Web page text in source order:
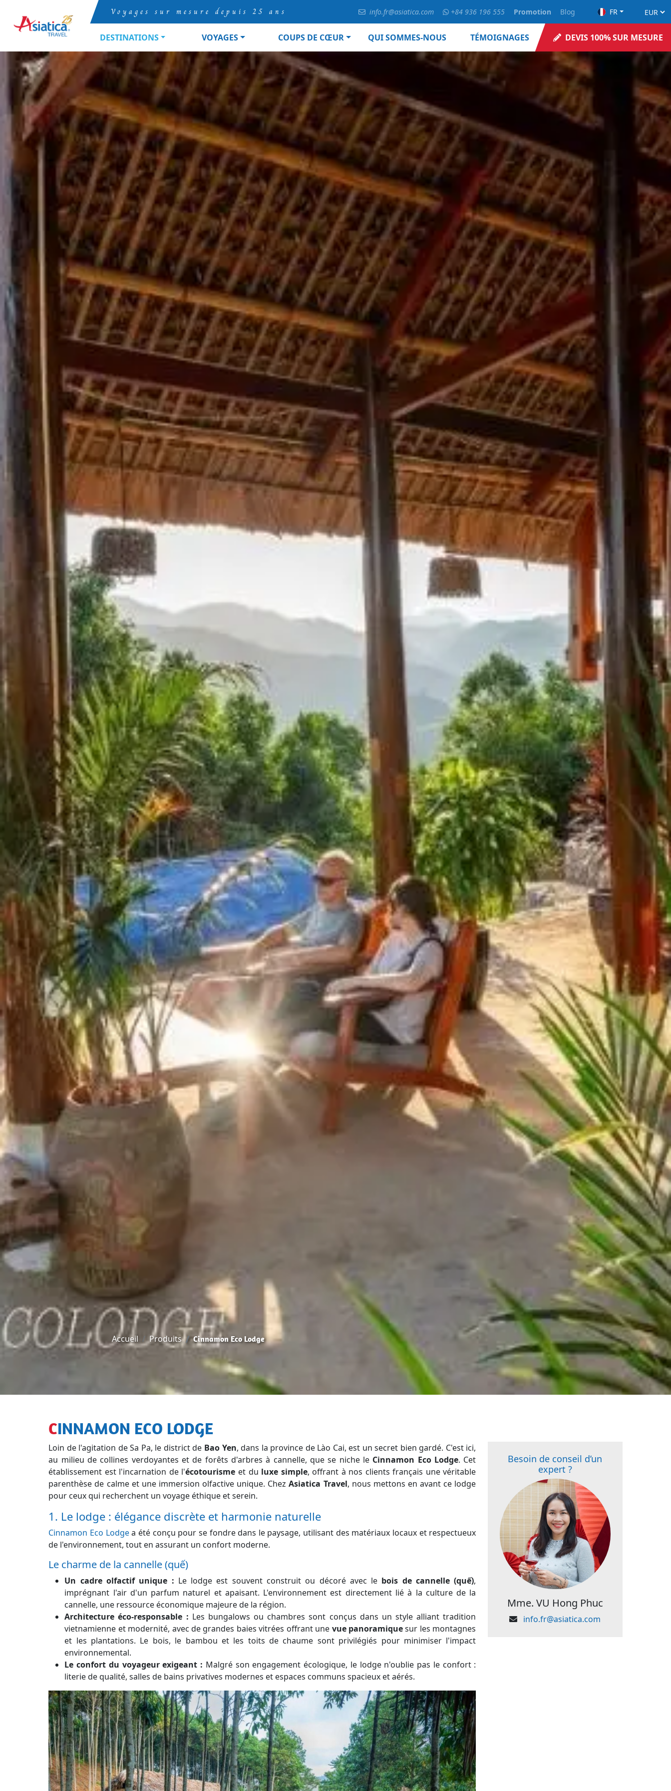
Voyages sur mesure depuis 25 ans info.fr@asiatica.com +84 936 196 555 Promotion Blog FR
DESTINATIONS VOYAGES COUPS DE CŒUR QUI SOMMES-NOUS TÉMOIGNAGES DEVIS 100% SUR MESURE
Accueil Produits Cinnamon Eco Lodge
CINNAMON ECO LODGE
Loin de l'agitation de Sa Pa, le district de Bao Yen, dans la province de Lào Cai, est un secret bien gardé. C'est ici,
au milieu de collines verdoyantes et de forêts d'arbres à cannelle, que se niche le Cinnamon Eco Lodge. Cet
établissement est l'incarnation de l'écotourisme et du luxe simple, offrant à nos clients français une véritable
parenthèse de calme et une immersion olfactive unique. ChezAsiatica Travel, nous mettons en avant ce lodge
pour ceux qui recherchent un voyage éthique et serein.
1. Le lodge : élégance discrète et harmonie naturelle
Cinnamon Eco Lodgea été conçu pour se fondre dans le paysage, utilisant des matériaux locaux et respectueux
de l'environnement, tout en assurant un confort moderne.
Le charme de la cannelle (quế)
Un cadre olfactif unique : Le lodge est souvent construit ou décoré avec le bois de cannelle (quế),
imprégnant l'air d'un parfum naturel et apaisant. L'environnement est directement lié à la culture de la
cannelle, une ressource économique majeure de la région.
Architecture éco-responsable : Les bungalows ou chambres sont conçus dans un style alliant tradition
vietnamienne et modernité, avec de grandes baies vitrées offrant une vue panoramiquesur les montagnes
et les plantations. Le bois, le bambou et les toits de chaume sont privilégiés pour minimiser l'impact
environnemental.
Le confort du voyageur exigeant : Malgré son engagement écologique, le lodge n'oublie pas le confort :
literie de qualité, salles de bains privatives modernes et espaces communs spacieux et aérés.
Besoin de conseil d’un
expert ?
Mme. VU Hong Phuc
info.fr@asiatica.com